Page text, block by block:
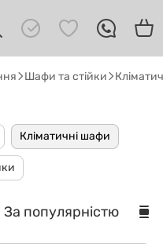
Шафи та стійки
Кліматичні шафи
За популярністю
техніку.